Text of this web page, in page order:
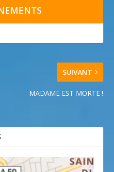
SUIVANT
MADAME EST MORTE !